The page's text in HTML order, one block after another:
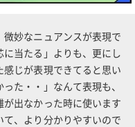
妙なニュアンスが表現で
当たる」よりも、更にし
じが表現できてると思い
た・・」なんて表現も、
出なかった時に使います
、より分かりやすいので